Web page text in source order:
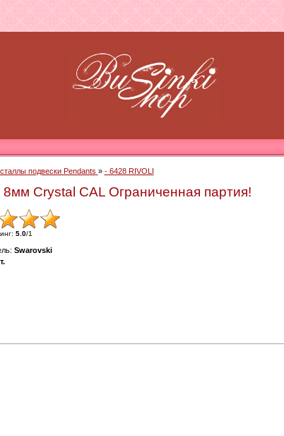
подвески Pendants » - 6428 RIVOLI
8мм Crystal CAL Ограниченная партия!
: 5.0/1
: Swarovski